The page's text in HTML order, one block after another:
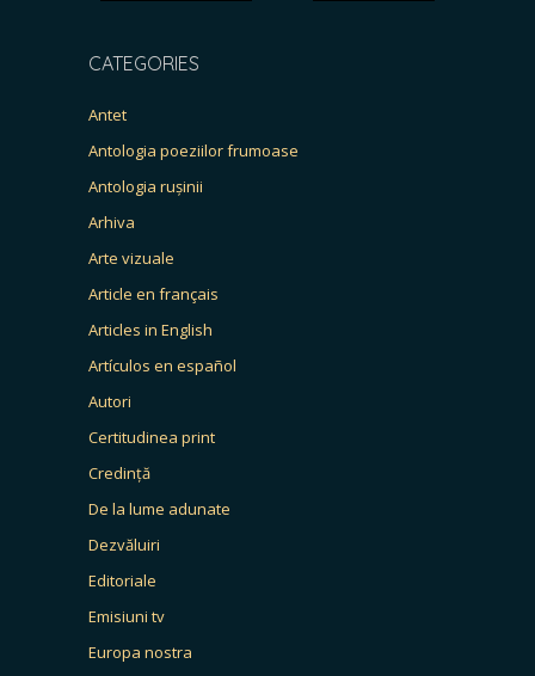
CATEGORIES
Antet
Antologia poeziilor frumoase
Antologia rușinii
Arhiva
Arte vizuale
Article en français
Articles in English
Artículos en español
Autori
Certitudinea print
Credință
De la lume adunate
Dezvăluiri
Editoriale
Emisiuni tv
Europa nostra